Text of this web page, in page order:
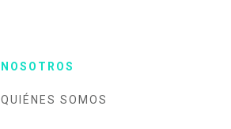
NOSOTROS
QUIÉNES SOMOS